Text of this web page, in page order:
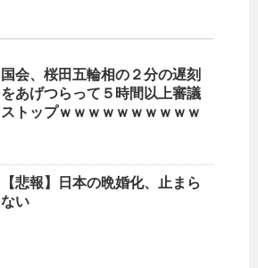
国会、桜田五輪相の２分の遅刻
をあげつらって５時間以上審議
ストップｗｗｗｗｗｗｗｗｗｗ
【悲報】日本の晩婚化、止まら
ない